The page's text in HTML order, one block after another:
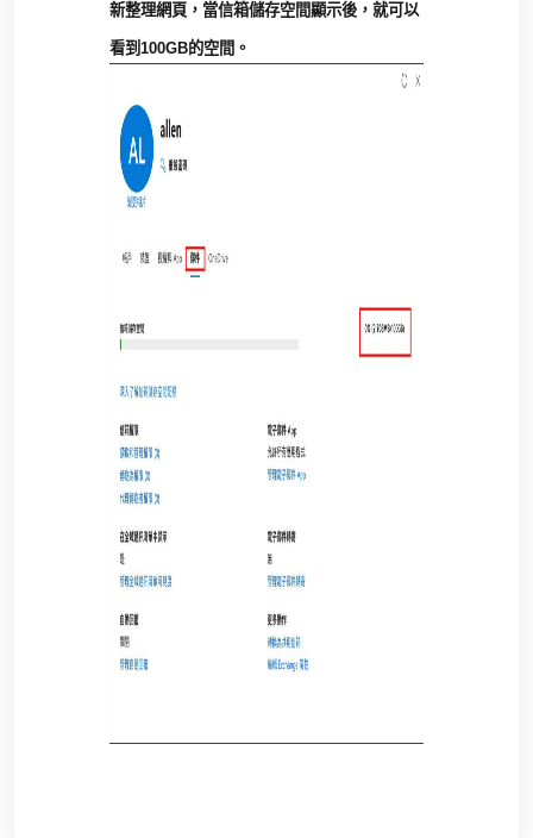
新整理網頁 ， 當信箱儲存空間顯示後 ， 就可以
看到 100GB的空間 。